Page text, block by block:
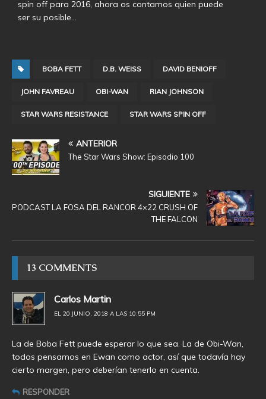
spin off para 2016, ahora os contamos quien puede
ser su posible…
BOBA FETT D.B. WEISS DAVID BENIOFF
JOHN FAVREAU OBI-WAN RIAN JOHNSON
STAR WARS RESISTANCE STAR WARS SPIN OFF
ANTERIOR
The Star Wars Show: Episodio 100
SIGUIENTE
PODCAST LA FOSA DEL RANCOR 4×22 CRUSH OF
THE FALCON
13 COMMENTS
Carlos Martin
EL 20 JUNIO, 2018 A LAS 10:55 PM
La de Boba Fett puede esperar lo que sea. La de Obi-Wan,
todos pensamos en Ewan como actor, así que todavía hay
cierto margen, pero deberían tenerlo en cuenta.
RESPONDER